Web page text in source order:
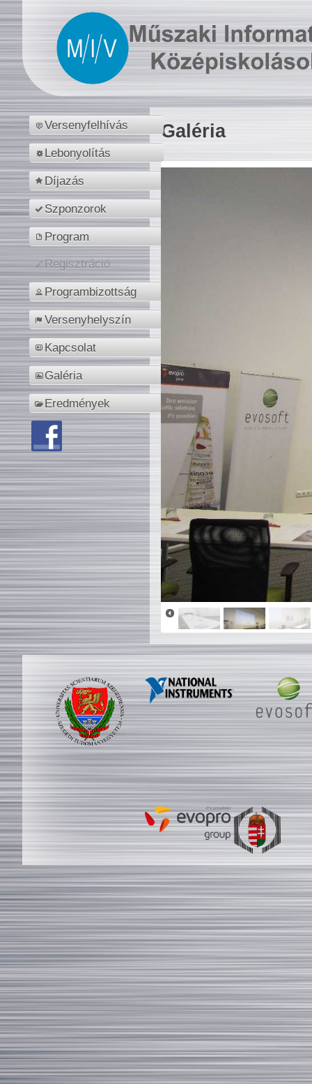
Versenyfelhívás
Lebonyolítás
Díjazás
Szponzorok
Program
Regisztráció
Programbizottság
Versenyhelyszín
Kapcsolat
Galéria
Eredmények
Galéria